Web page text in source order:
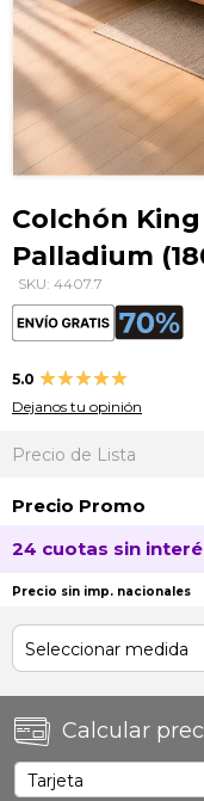
al
comienzo
de
la
galería
de
Colchón
Palladium
SKU: 4407.7
5.0 Valoración:
100
% of100
Dejanos tu opinión
Precio de Lista
Precio Promo
24 cuotas sin
Precio sin imp. nacionales
Calcular